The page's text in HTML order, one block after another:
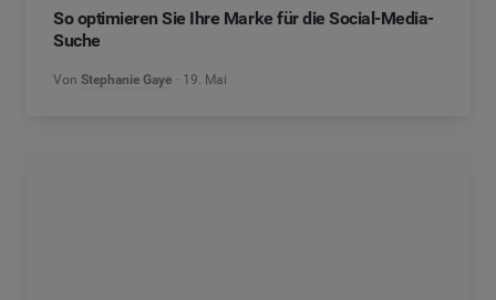
So optimieren Sie Ihre Marke für die Social-Media-
Suche
Von Stephanie Gaye 19. Mai